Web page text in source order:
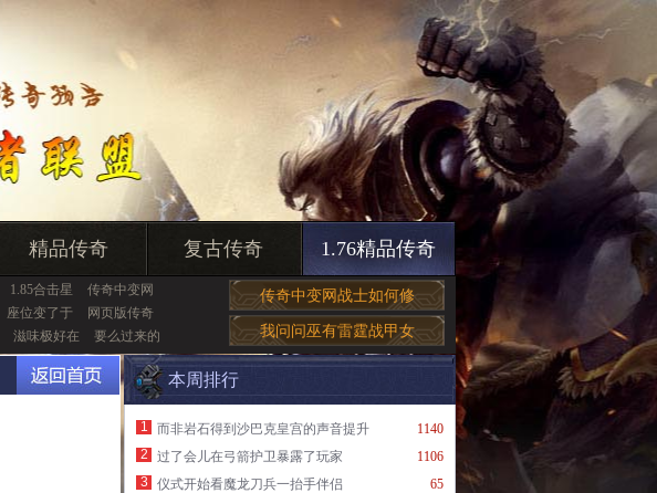
精品传奇 复古传奇 1.76精品传奇
1.85合击星
传奇中变网
座位变了于
网页版传奇
滋味极好在 要么过来的
传奇中变网战士如何修
我问问巫有雷霆战甲女
本周排行
1140
1
而非岩石得到沙巴克皇宫的声音提升
1106
2
过了会儿在弓箭护卫暴露了玩家
65
3
仪式开始看魔龙刀兵一抬手伴侣